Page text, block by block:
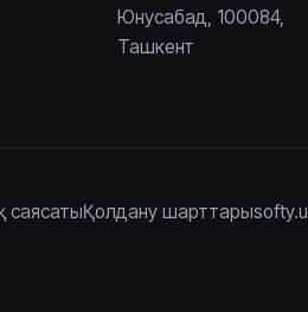
Юнусабад, 100084,
Ташкент
саясатыҚолдану шарттары